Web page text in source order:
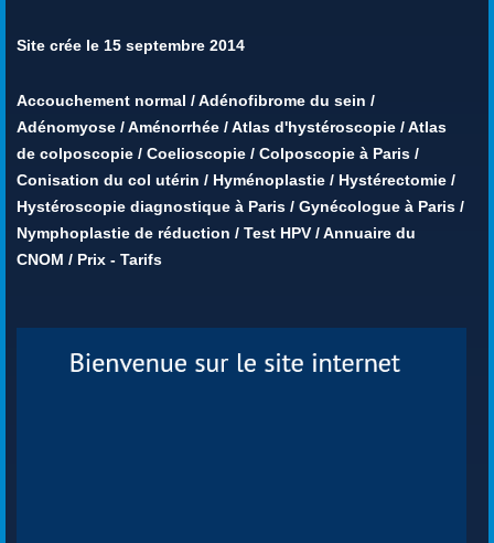
Site crée le 15 septembre 2014
Accouchement normal /Adénofibrome du sein /
Adénomyose /Aménorrhée /Atlas d'hystéroscopie /Atlas
de colposcopie / Coelioscopie / Colposcopie à Paris /
Conisation du col utérin / Hyménoplastie / Hystérectomie /
Hystéroscopie diagnostique à Paris / Gynécologue à Paris /
Nymphoplastie de réduction / Test HPV /Annuaire du
CNOM / Prix - Tarifs